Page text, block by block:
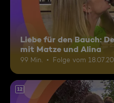
Liebe für den Bauch:
mit Matze und Alina
99 Min. Folge vom
12